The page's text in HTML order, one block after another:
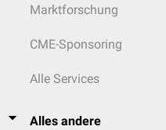
Marktforschung
CME-Sponsoring
Alle Services
Alles andere